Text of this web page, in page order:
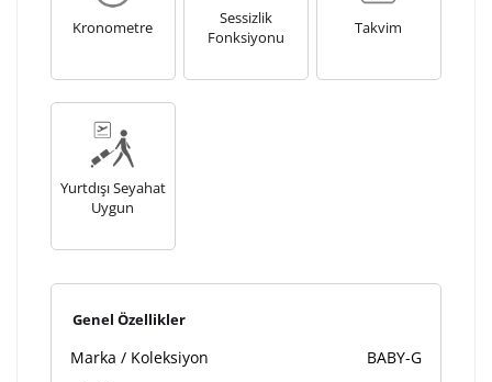
Kronometre
Sessizlik
Fonksiyonu
Takvim
Yurtdışı Seyahat
Uygun
Genel Özellikler
Marka / Koleksiyon
BABY-G